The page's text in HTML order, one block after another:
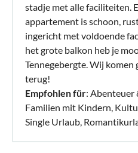
stadje met alle faciliteiten.
appartement is schoon,
ingericht met voldoende
het grote balkon heb je
Tennegebergte. Wij komen
terug!
Empfohlen für: Abenteuer
Familien mit Kindern,
Single Urlaub,